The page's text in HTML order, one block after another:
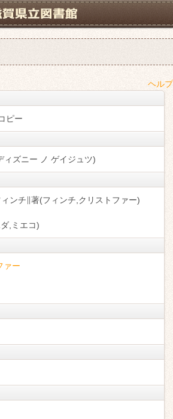
ヘルプ
ピー
ィズニー ノ ゲイジュツ)
ンチ∥著(フィンチ,クリストファー)
,ミエコ)
ァー